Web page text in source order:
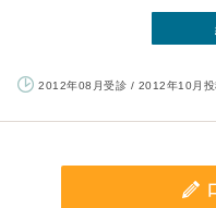
2012年08月受診 / 2012年10月投